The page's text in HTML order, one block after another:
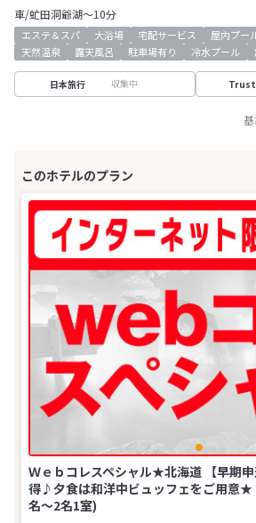
車/虻田洞爺湖～10分
エステ＆スパ 大浴場 宅配サービス 屋内プー
天然温泉
露天風呂 駐車場有り 冷水プール
日本旅行 収集中
基
Ｗｅｂコレスペシャル★北海道 【早期
得♪夕食は和洋中ビュッフェをご用意★
名～2名1室)